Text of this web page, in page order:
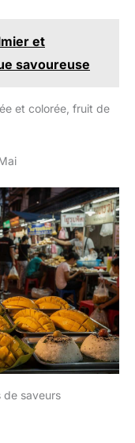
et
savoureuse
et colorée, fruit de
de saveurs